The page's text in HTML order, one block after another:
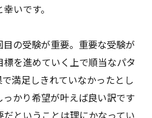
いです。
目の受験が重要。重要な受験が
標を進めていく上で順当なパタ
満足しきれていなかったとし
かり希望が叶えば良い訳です
ということは理にかなってい